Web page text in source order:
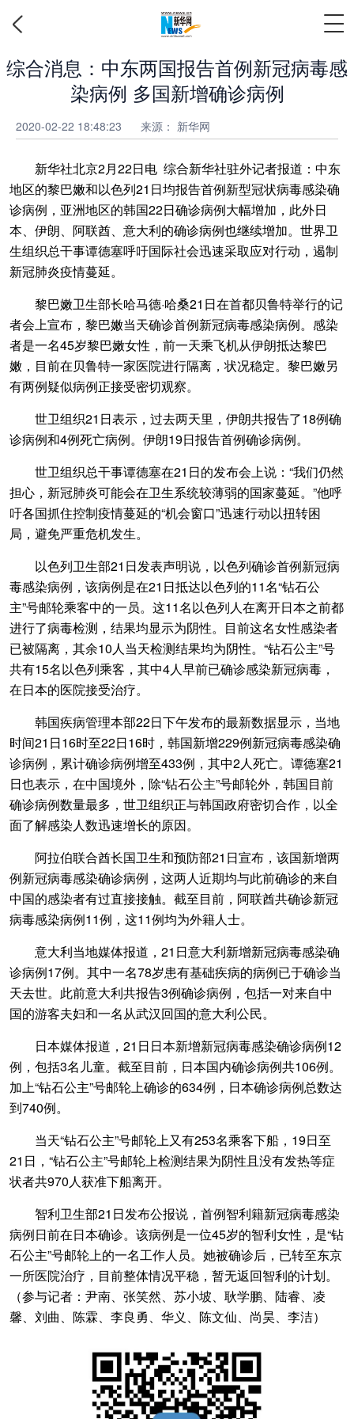
综合消息：中东两国报告首例新冠病毒感
染病例 多国新增确诊病例
2020-02-22 18:48:23 来源： 新华网
新华社北京2月22日电 综合新华社驻外记者报道：中东
地区的黎巴嫩和以色列21日均报告首例新型冠状病毒感染确
诊病例，亚洲地区的韩国22日确诊病例大幅增加，此外日
本、伊朗、阿联酋、意大利的确诊病例也继续增加。世界卫
生组织总干事谭德塞呼吁国际社会迅速采取应对行动，遏制
新冠肺炎疫情蔓延。
黎巴嫩卫生部长哈马德·哈桑21日在首都贝鲁特举行的记
者会上宣布，黎巴嫩当天确诊首例新冠病毒感染病例。感染
者是一名45岁黎巴嫩女性，前一天乘飞机从伊朗抵达黎巴
嫩，目前在贝鲁特一家医院进行隔离，状况稳定。黎巴嫩另
有两例疑似病例正接受密切观察。
世卫组织21日表示，过去两天里，伊朗共报告了18例确
诊病例和4例死亡病例。伊朗19日报告首例确诊病例。
世卫组织总干事谭德塞在21日的发布会上说：“我们仍然
担心，新冠肺炎可能会在卫生系统较薄弱的国家蔓延。”他呼
吁各国抓住控制疫情蔓延的“机会窗口”迅速行动以扭转困
局，避免严重危机发生。
以色列卫生部21日发表声明说，以色列确诊首例新冠病
毒感染病例，该病例是在21日抵达以色列的11名“钻石公
主”号邮轮乘客中的一员。这11名以色列人在离开日本之前都
进行了病毒检测，结果均显示为阴性。目前这名女性感染者
已被隔离，其余10人当天检测结果均为阴性。“钻石公主”号
共有15名以色列乘客，其中4人早前已确诊感染新冠病毒，
在日本的医院接受治疗。
韩国疾病管理本部22日下午发布的最新数据显示，当地
时间21日16时至22日16时，韩国新增229例新冠病毒感染确
诊病例，累计确诊病例增至433例，其中2人死亡。谭德塞21
日也表示，在中国境外，除“钻石公主”号邮轮外，韩国目前
确诊病例数量最多，世卫组织正与韩国政府密切合作，以全
面了解感染人数迅速增长的原因。
阿拉伯联合酋长国卫生和预防部21日宣布，该国新增两
例新冠病毒感染确诊病例，这两人近期均与此前确诊的来自
中国的感染者有过直接接触。截至目前，阿联酋共确诊新冠
病毒感染病例11例，这11例均为外籍人士。
意大利当地媒体报道，21日意大利新增新冠病毒感染确
诊病例17例。其中一名78岁患有基础疾病的病例已于确诊当
天去世。此前意大利共报告3例确诊病例，包括一对来自中
国的游客夫妇和一名从武汉回国的意大利公民。
日本媒体报道，21日日本新增新冠病毒感染确诊病例12
例，包括3名儿童。截至目前，日本国内确诊病例共106例。
加上“钻石公主”号邮轮上确诊的634例，日本确诊病例总数达
到740例。
当天“钻石公主”号邮轮上又有253名乘客下船，19日至
21日，“钻石公主”号邮轮上检测结果为阴性且没有发热等症
状者共970人获准下船离开。
智利卫生部21日发布公报说，首例智利籍新冠病毒感染
病例日前在日本确诊。该病例是一位45岁的智利女性，是“钻
石公主”号邮轮上的一名工作人员。她被确诊后，已转至东京
一所医院治疗，目前整体情况平稳，暂无返回智利的计划。
（参与记者：尹南、张笑然、苏小坡、耿学鹏、陆睿、凌
馨、刘曲、陈霖、李良勇、华义、陈文仙、尚昊、李洁）